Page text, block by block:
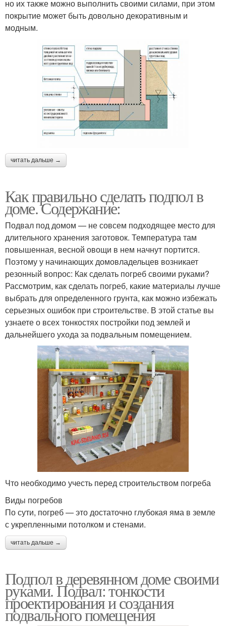
но их также можно выполнить своими силами, при этом
покрытие может быть довольно декоративным и
модным.
читать дальше →
Как правильно сделать подпол в
доме. Содержание:
Подвал под домом — не совсем подходящее место для
длительного хранения заготовок. Температура там
повышенная, весной овощи в нем начнут портится.
Поэтому у начинающих домовладельцев возникает
резонный вопрос: Как сделать погреб своими руками?
Рассмотрим, как сделать погреб, какие материалы лучше
выбрать для определенного грунта, как можно избежать
серьезных ошибок при строительстве. В этой статье вы
узнаете о всех тонкостях постройки под землей и
дальнейшего ухода за подвальным помещением.
Что необходимо учесть перед строительством погреба
Виды погребов
По сути, погреб — это достаточно глубокая яма в земле
с укрепленными потолком и стенами.
читать дальше →
Подпол в деревянном доме своими
руками. Подвал: тонкости
проектирования и создания
подвального помещения